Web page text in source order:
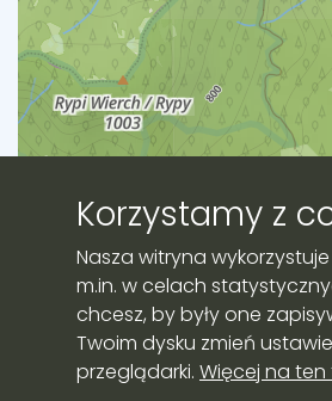
Leaflet
Strona przygotowana przez:
Korzystamy z
Nasza witryna
m.in. w celach
chcesz, by były one
Twoim dysku zmień
przeglądarki. Więcej na ten